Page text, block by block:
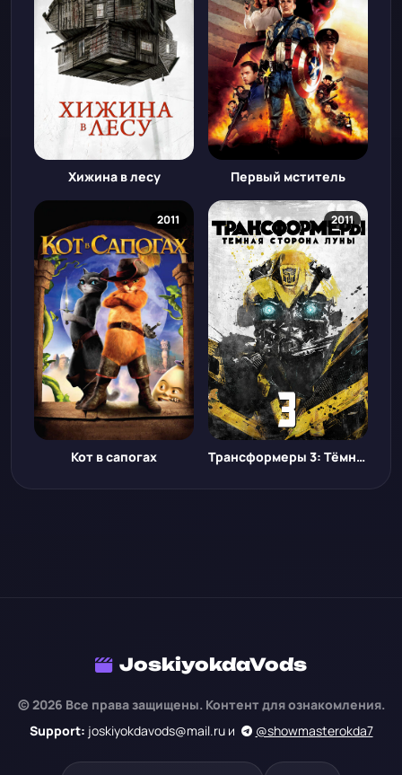
Хижина в лесу Первый мститель
2011
Кот в сапогах
2011
Трансформеры 3: Тёмная сторона Луны
JoskiyokdaVods
© 2026 Все права защищены. Контент для ознакомления.
Support: joskiyokdavods@mail.ru и @showmasterokda7